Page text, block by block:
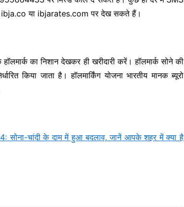
ibja.co या ibjarates.com पर देख सकते हैं।
का निशान देखकर ही खरीदारी करें। हॉलमार्क सोने की
किया जाता है। हॉलमार्किंग योजना भारतीय मानक ब्यूरो
चांदी के दाम में हुआ बदलाव, जानें आपके शहर में क्या है